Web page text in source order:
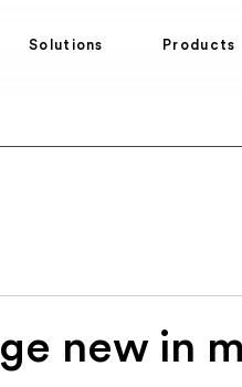
Solutions Products
new in